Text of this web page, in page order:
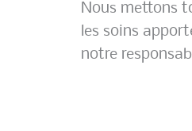
Nous mettons
les soins
notre